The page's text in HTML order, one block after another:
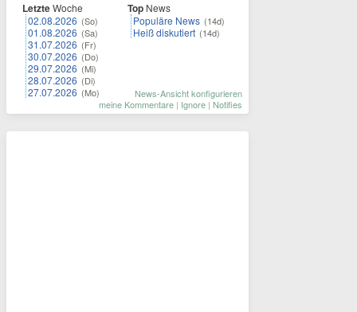
LetzteWoche
02.08.2026 (So)
01.08.2026 (Sa)
31.07.2026 (Fr)
30.07.2026 (Do)
29.07.2026 (Mi)
28.07.2026 (Di)
27.07.2026 (Mo)
Top News
Populäre News (14d)
Heiß diskutiert (14d)
News-Ansicht konfigurieren
meine Kommentare | Ignore | Notifies